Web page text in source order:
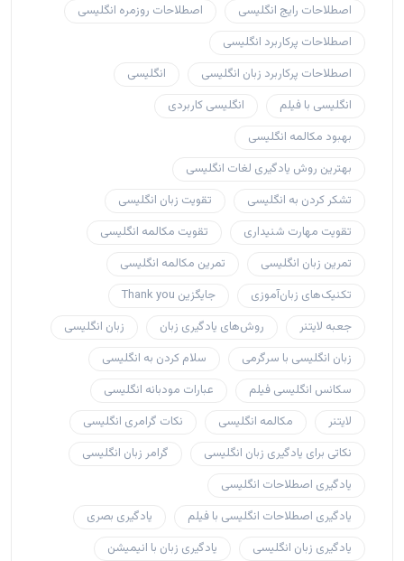
اصطلاحات رایج انگلیسی
اصطلاحات روزمره انگلیسی
اصطلاحات پرکاربرد انگلیسی
اصطلاحات پرکاربرد زبان انگلیسی
انگلیسی
انگلیسی با فیلم
انگلیسی کاربردی
بهبود مکالمه انگلیسی
بهترین روش یادگیری لغات انگلیسی
تشکر کردن به انگلیسی
تقویت زبان انگلیسی
تقویت مهارت شنیداری
تقویت مکالمه انگلیسی
تمرین زبان انگلیسی
تمرین مکالمه انگلیسی
تکنیک‌های زبان‌آموزی
جایگزین Thank you
جعبه لایتنر
روش‌های یادگیری زبان
زبان انگلیسی
زبان انگلیسی با سرگرمی
سلام کردن به انگلیسی
سکانس انگلیسی فیلم
عبارات مودبانه انگلیسی
لایتنر
مکالمه انگلیسی
نکات گرامری انگلیسی
نکاتی برای یادگیری زبان انگلیسی
گرامر زبان انگلیسی
یادگیری اصطلاحات انگلیسی
یادگیری اصطلاحات انگلیسی با فیلم
یادگیری بصری
یادگیری زبان انگلیسی
یادگیری زبان با انیمیشن